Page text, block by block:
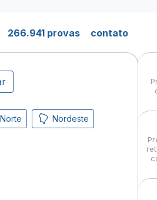
266.941 provas contato
Norte Nordeste